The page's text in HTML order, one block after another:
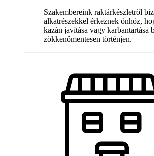
Szakembereink raktárkészletről
alkatrészekkel érkeznek önhöz,
kazán javítása vagy karbantartása
zökkenőmentesen történjen.